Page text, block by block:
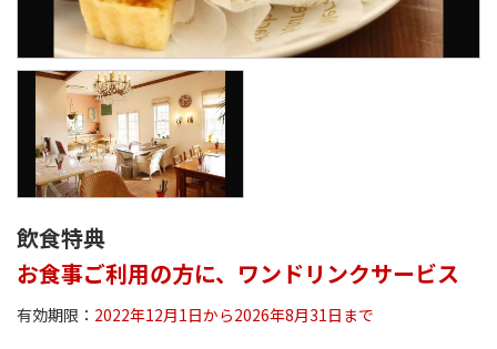
飲食特典
お食事ご利用の方に、ワンドリンクサービス
有効期限： 2022年12月1日から2026年8月31日まで